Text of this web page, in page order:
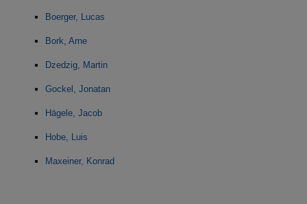
Boerger, Lucas
Bork, Arne
Dzedzig, Martin
Gockel, Jonatan
Hägele, Jacob
Hobe, Luis
Maxeiner, Konrad